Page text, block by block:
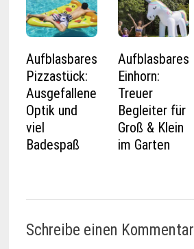
Aufblasbares
Pizzastück:
Ausgefallene
Optik und
viel
Badespaß
Aufblasbares
Einhorn:
Treuer
Begleiter für
Groß & Klein
im Garten
Schreibe einen Kommentar